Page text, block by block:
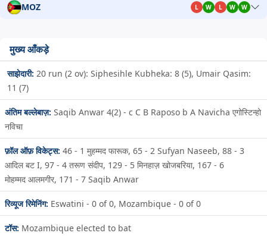
MOZ L W L W W
मुख्य आँकड़े
साझेदारी: 20 run (2 ov): Siphesihle Kubheka: 8 (5), Umair Qasim:
11 (7)
अंतिम बल्लेबाज़: Saqib Anwar 4(2) - c C B Raposo b A Navicha एगोस्टिन्हो
नविचा
फ़ॉल ऑफ़ विकेट्स: 46 - 1 मुहम्मद फारूक, 65 - 2 Sufyan Naseeb, 88 - 3
आदिल बट I, 97 - 4 तरूण संदीप, 129 - 5 मिनहाज़ खोजबरिया, 167 - 6
मोहम्मद आलमगीर, 171 - 7 Saqib Anwar
रिव्यूज रिमेनिंग: Eswatini - 0 of 0, Mozambique - 0 of 0
टॉस: Mozambique elected to bat